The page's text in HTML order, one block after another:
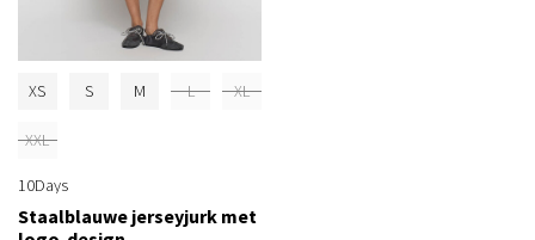
XS S M L XL
XXL
10Days
Staalblauwe jerseyjurk met